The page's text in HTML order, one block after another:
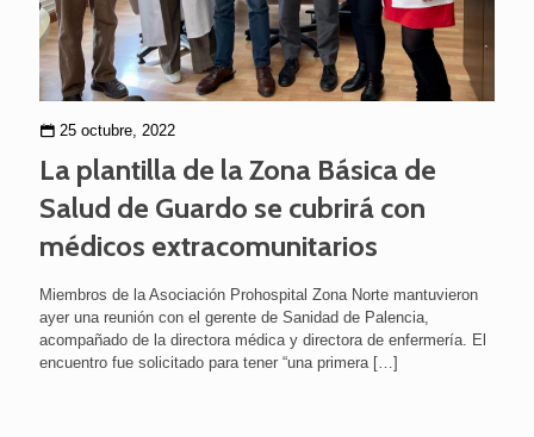
25 octubre, 2022
La plantilla de la Zona Básica de
Salud de Guardo se cubrirá con
médicos extracomunitarios
Miembros de la Asociación Prohospital Zona Norte mantuvieron
ayer una reunión con el gerente de Sanidad de Palencia,
acompañado de la directora médica y directora de enfermería. El
encuentro fue solicitado para tener “una primera[…]